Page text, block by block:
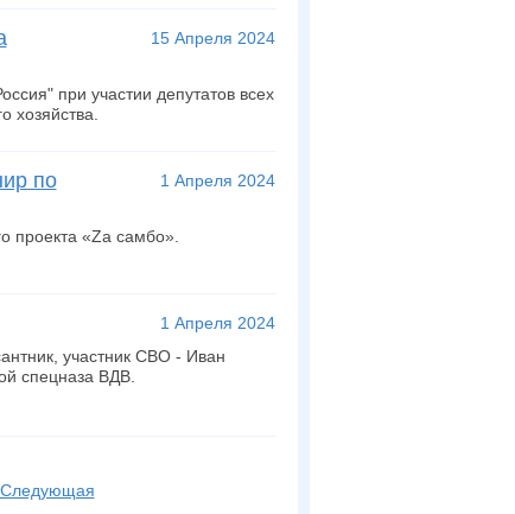
15 Апреля 2024
при участии депутатов всех
по
1 Апреля 2024
проекта «Zа самбо».
1 Апреля 2024
участник СВО - Иван
спецназа ВДВ.
Следующая